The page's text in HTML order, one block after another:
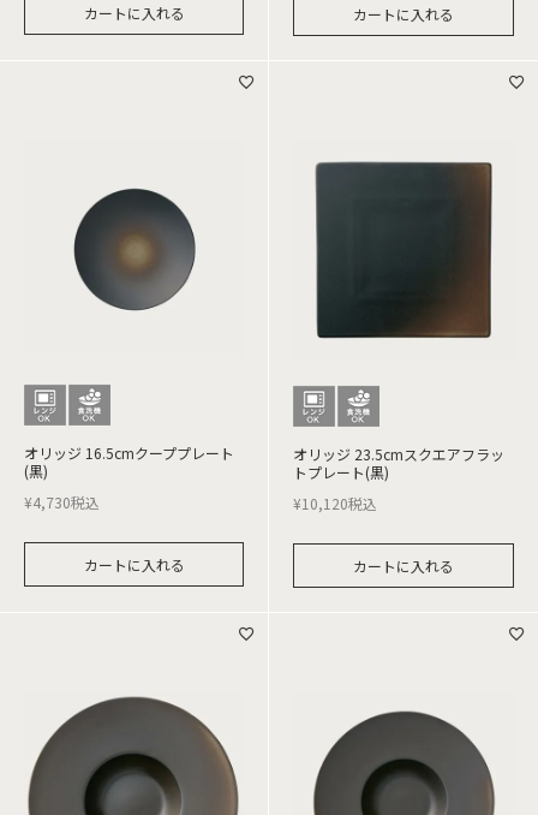
カートに入れる カートに入れる
オリッジ 16.5cmクーププレート
(黒)
¥4,730税込
カートに入れる
オリッジ 23.5cmスクエアフラッ
トプレート(黒)
¥10,120税込
カートに入れる